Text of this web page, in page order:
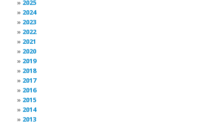
2025
2024
2023
2022
2021
2020
2019
2018
2017
2016
2015
2014
2013